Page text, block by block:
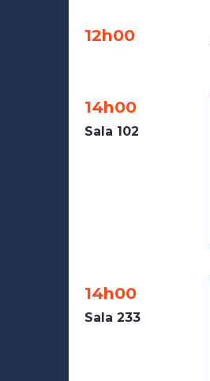
12h00
14h00
Sala 102
14h00
Sala 233